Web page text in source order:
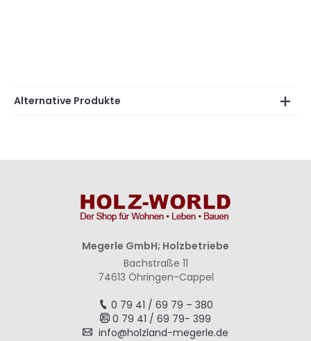
Alternative Produkte
Megerle GmbH; Holzbetriebe
Bachstraße 11
74613 Öhringen-Cappel
0 79 41 / 69 79 – 380
0 79 41 / 69 79- 399
info@holzland-megerle.de